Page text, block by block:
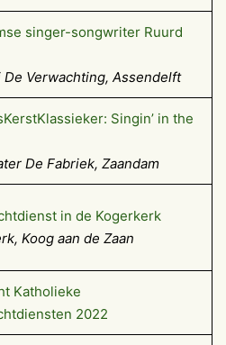
singer-songwriter Ruurd
De Verwachting, Assendelft
Singin’ in the
De Fabriek, Zaandam
in de Kogerkerk
Koog aan de Zaan
Katholieke
2022